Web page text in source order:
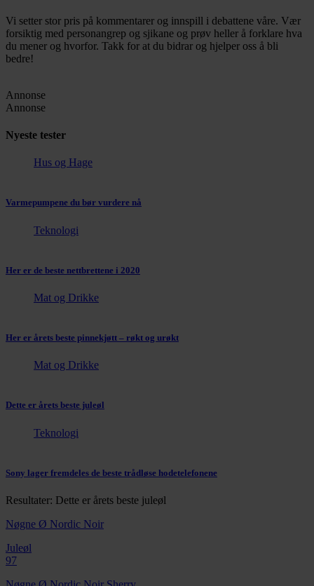
Vi setter stor pris på kommentarer og innspill i debattene våre. Vær
forsiktig med personangrep og sjikane og prøv heller å forklare hva
du mener og hvorfor. Takk for at du bidrar og hjelper oss å bli
bedre!
Annonse
Annonse
Nyeste tester
Hus og Hage
Varmepumpene du bør vurdere nå
Teknologi
Her er de beste nettbrettene i 2020
Mat og Drikke
Her er årets beste pinnekjøtt – røkt og urøkt
Mat og Drikke
Dette er årets beste juleøl
Teknologi
Sony lager fremdeles de beste trådløse hodetelefonene
Resultater: Dette er årets beste juleøl
Nøgne Ø Nordic Noir
Juleøl
97